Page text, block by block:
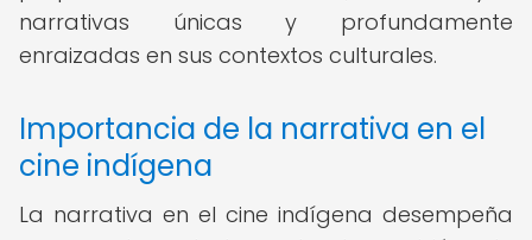
narrativas únicas y profundamente
enraizadas en sus contextos culturales.
Importancia de la narrativa en el
cine indígena
La narrativa en el cine indígena desempeña